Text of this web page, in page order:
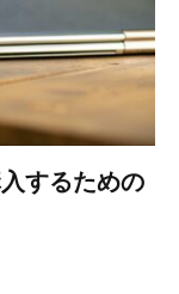
するための